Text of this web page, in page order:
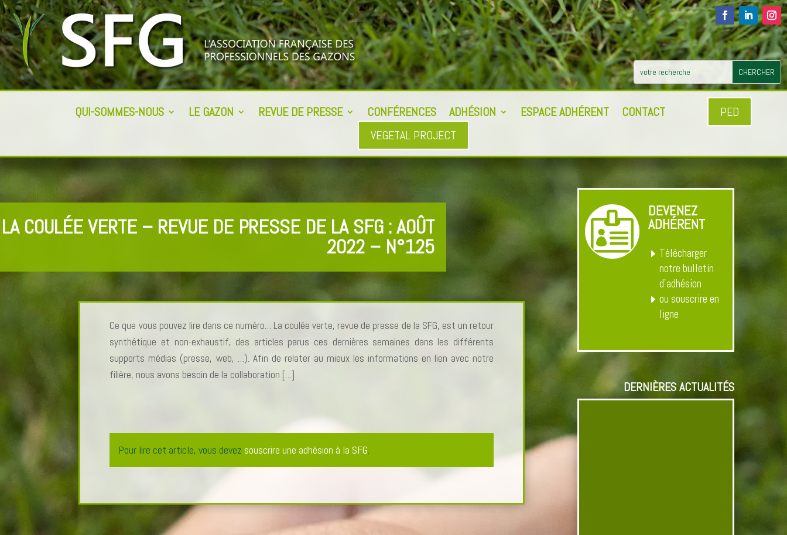
QUI-SOMMES-NOUS LE GAZON REVUE DE PRESSE CONFÉRENCES ADHÉSION ESPACE ADHÉRENT CONTACT
PED
VEGETAL PROJECT
LA COULÉE VERTE – REVUE DE PRESSE DE LA SFG : AOÛT
2022 – N°125
Ce que vous pouvez lire dans ce numéro… La coulée verte, revue de presse de la SFG, est un retour
synthétique et non-exhaustif, des articles parus ces dernières semaines dans les différents
supports médias (presse, web, …). Afin de relater au mieux les informations en lien avec notre
filière, nous avons besoin de la collaboration […]
Pour lire cet article, vous devez souscrire une adhésion à la SFG.
 DEVENEZ
ADHÉRENT
Télécharger
notre bulletin
d’adhésion
ou souscrire en
ligne
DERNIÈRES ACTUALITÉS